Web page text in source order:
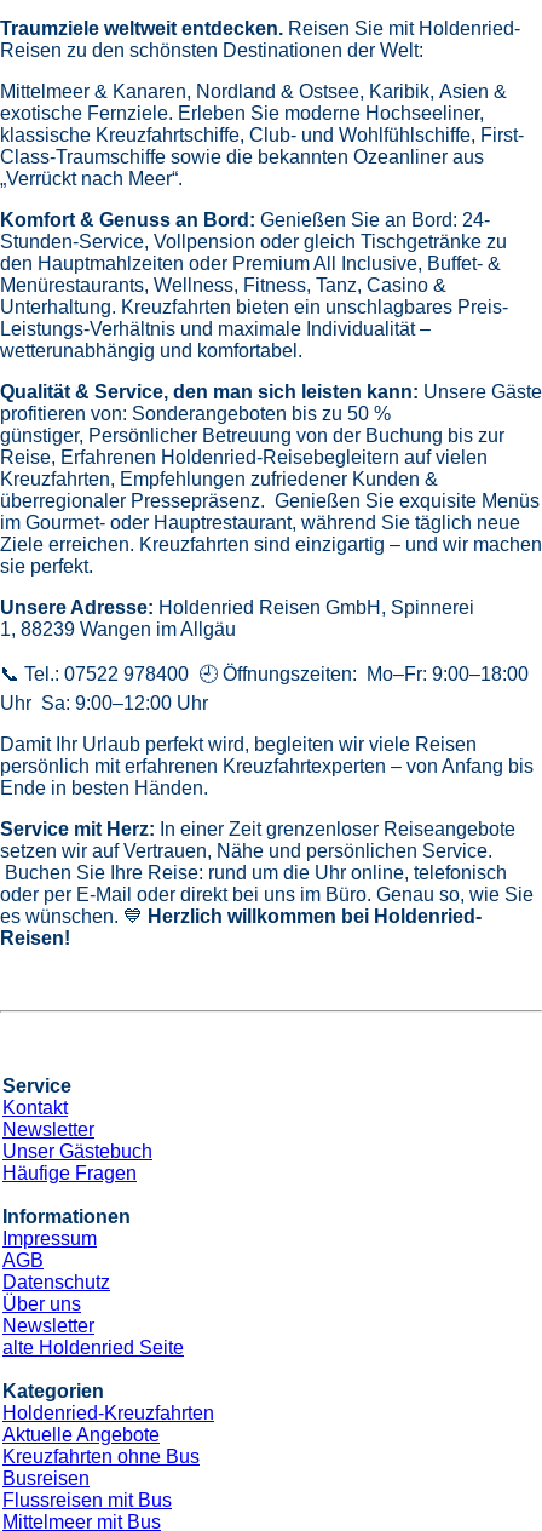
Traumziele weltweit entdecken. Reisen Sie mit Holdenried-
Reisen zu den schönsten Destinationen der Welt:
Mittelmeer & Kanaren, Nordland & Ostsee, Karibik, Asien &
exotische Fernziele. Erleben Sie moderne Hochseeliner,
klassische Kreuzfahrtschiffe, Club- und Wohlfühlschiffe, First-
Class-Traumschiffe sowie die bekannten Ozeanliner aus
„Verrückt nach Meer“.
Komfort & Genuss an Bord: Genießen Sie an Bord: 24-
Stunden-Service, Vollpension oder gleich Tischgetränke zu
den Hauptmahlzeiten oder Premium All Inclusive, Buffet- &
Menürestaurants, Wellness, Fitness, Tanz, Casino &
Unterhaltung. Kreuzfahrten bieten ein unschlagbares Preis-
Leistungs-Verhältnis und maximale Individualität –
wetterunabhängig und komfortabel.
Qualität & Service, den man sich leisten kann: Unsere Gäste
profitieren von: Sonderangeboten bis zu 50 %
günstiger, Persönlicher Betreuung von der Buchung bis zur
Reise, Erfahrenen Holdenried-Reisebegleitern auf vielen
Kreuzfahrten, Empfehlungen zufriedener Kunden &
überregionaler Pressepräsenz. Genießen Sie exquisite Menüs
im Gourmet- oder Hauptrestaurant, während Sie täglich neue
Ziele erreichen. Kreuzfahrten sind einzigartig – und wir machen
sie perfekt.
Unsere Adresse: Holdenried Reisen GmbH, Spinnerei
1, 88239 Wangen im Allgäu
📞 Tel.: 07522 978400 🕘 Öffnungszeiten: Mo–Fr: 9:00–18:00
Uhr Sa: 9:00–12:00 Uhr
Damit Ihr Urlaub perfekt wird, begleiten wir viele Reisen
persönlich mit erfahrenen Kreuzfahrtexperten – von Anfang bis
Ende in besten Händen.
Service mit Herz: In einer Zeit grenzenloser Reiseangebote
setzen wir auf Vertrauen, Nähe und persönlichen Service.
Buchen Sie Ihre Reise: rund um die Uhr online, telefonisch
oder per E-Mail oder direkt bei uns im Büro. Genau so, wie Sie
es wünschen. 💙 Herzlich willkommen bei Holdenried-
Reisen!
Service
Kontakt
Newsletter
Unser Gästebuch
Häufige Fragen
Informationen
Impressum
AGB
Datenschutz
Über uns
Newsletter
alte Holdenried Seite
Kategorien
Holdenried-Kreuzfahrten
Aktuelle Angebote
Kreuzfahrten ohne Bus
Busreisen
Flussreisen mit Bus
Mittelmeer mit Bus